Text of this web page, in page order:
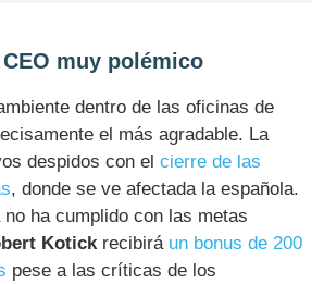
muy polémico
dentro de las oficinas de
el más agradable. La
despidos con elcierre de las
, donde se ve afectada la española.
ha cumplido con las metas
Kotickrecibirá un bonus de 200
pese a las críticas de los